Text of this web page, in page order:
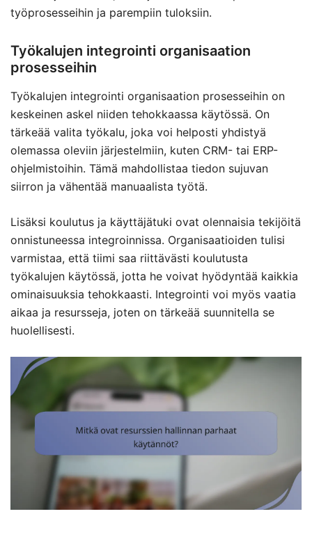
työprosesseihin ja parempiin tuloksiin.
Työkalujen integrointi organisaation
prosesseihin
Työkalujen integrointi organisaation prosesseihin on
keskeinen askel niiden tehokkaassa käytössä. On
tärkeää valita työkalu, joka voi helposti yhdistyä
olemassa oleviin järjestelmiin, kuten CRM- tai ERP-
ohjelmistoihin. Tämä mahdollistaa tiedon sujuvan
siirron ja vähentää manuaalista työtä.
Lisäksi koulutus ja käyttäjätuki ovat olennaisia tekijöitä
onnistuneessa integroinnissa. Organisaatioiden tulisi
varmistaa, että tiimi saa riittävästi koulutusta
työkalujen käytössä, jotta he voivat hyödyntää kaikkia
ominaisuuksia tehokkaasti. Integrointi voi myös vaatia
aikaa ja resursseja, joten on tärkeää suunnitella se
huolellisesti.